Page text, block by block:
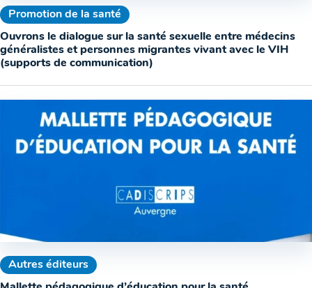
Promotion de la santé
Ouvrons le dialogue sur la santé sexuelle entre médecins
généralistes et personnes migrantes vivant avec le VIH
(supports de communication)
Autres éditeurs